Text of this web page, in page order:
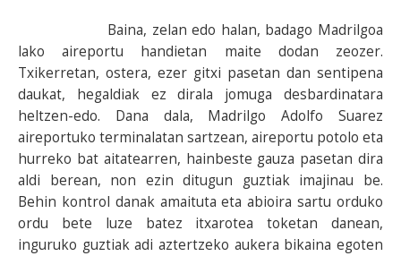
Baina, zelan edo halan, badago Madrilgoa
lako aireportu handietan maite dodan zeozer.
Txikerretan, ostera, ezer gitxi pasetan dan sentipena
daukat, hegaldiak ez dirala jomuga desbardinatara
heltzen-edo. Dana dala, Madrilgo Adolfo Suarez
aireportuko terminalatan sartzean, aireportu potolo eta
hurreko bat aitatearren, hainbeste gauza pasetan dira
aldi berean, non ezin ditugun guztiak imajinau be.
Behin kontrol danak amaituta eta abioira sartu orduko
ordu bete luze batez itxarotea toketan danean,
inguruko guztiak adi aztertzeko aukera bikaina egoten